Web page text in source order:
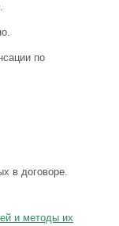
по
в договоре.
и методы их